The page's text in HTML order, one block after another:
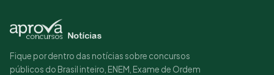
Fique por dentro das notícias sobre concursos
públicos do Brasil inteiro, ENEM, Exame de Ordem